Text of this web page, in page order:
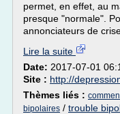
permet, en effet, au
presque "normale".
annonciateurs de
Lire la suite
Date: 2017-07-01
Site : http://
Thèmes liés :
bipolaires / trouble